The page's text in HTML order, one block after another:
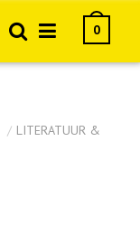
0
/ LITERATUUR &